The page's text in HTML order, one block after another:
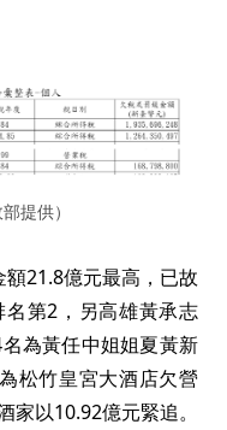
提供）
21.8億元最高，已故
第2，另高雄黃承志
為黃任中姐姐夏黃新
松竹皇宮大酒店欠營
以10.92億元緊追。